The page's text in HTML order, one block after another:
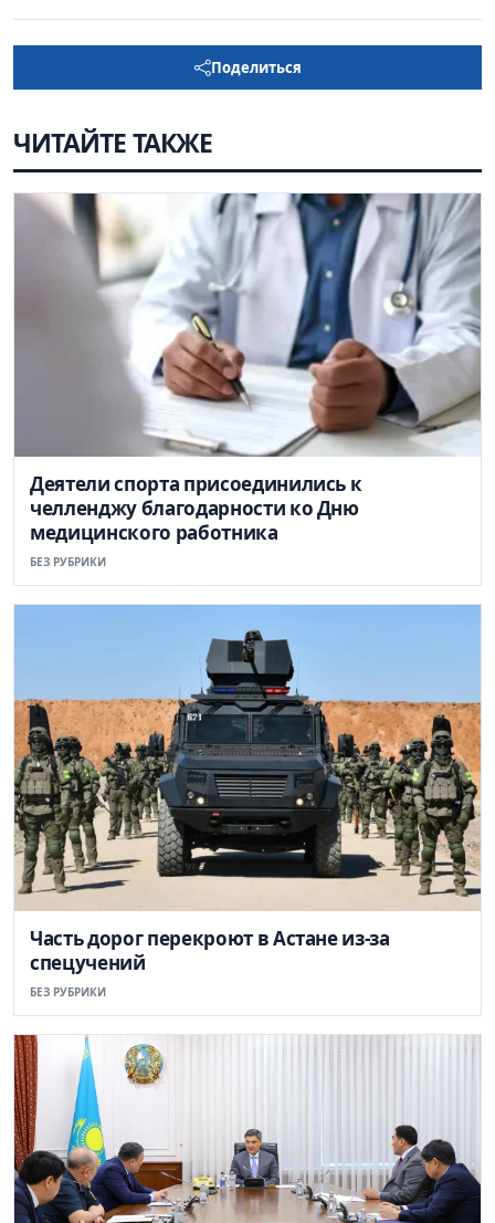
Поделиться
ЧИТАЙТЕ ТАКЖЕ
Деятели спорта присоединились к
челленджу благодарности ко Дню
медицинского работника
БЕЗ РУБРИКИ
Часть дорог перекроют в Астане из-за
спецучений
БЕЗ РУБРИКИ